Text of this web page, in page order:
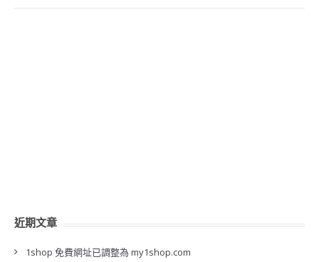
近期文章
1shop 免費網址已調整為 my1shop.com